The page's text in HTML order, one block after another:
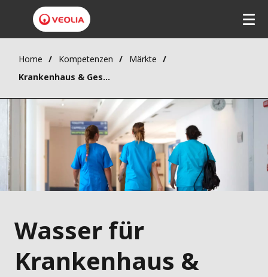
Home Kompetenzen
Märkte
Krankenhaus & Gesundheitswesen
Wasser für
Krankenhaus &